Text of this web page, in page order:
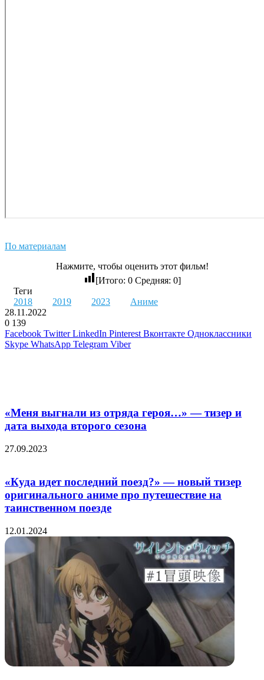
По материалам
Нажмите, чтобы оценить этот фильм!
[Итого: 0Средняя: 0]
Теги
2018
2019 2023
Аниме
28.11.2022
0 139
Facebook Twitter LinkedIn Pinterest Вконтакте Одноклассники
Skype WhatsApp Telegram Viber
«Меня выгнали из отряда героя…» — тизер и
дата выхода второго сезона
27.09.2023
«Куда идет последний поезд?» — новый тизер
оригинального аниме про путешествие на
таинственном поезде
12.01.2024